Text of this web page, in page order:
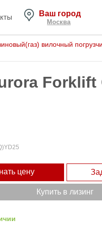
Ваш город
Москва
вилочный
Forklift
цену
Купить в лизинг